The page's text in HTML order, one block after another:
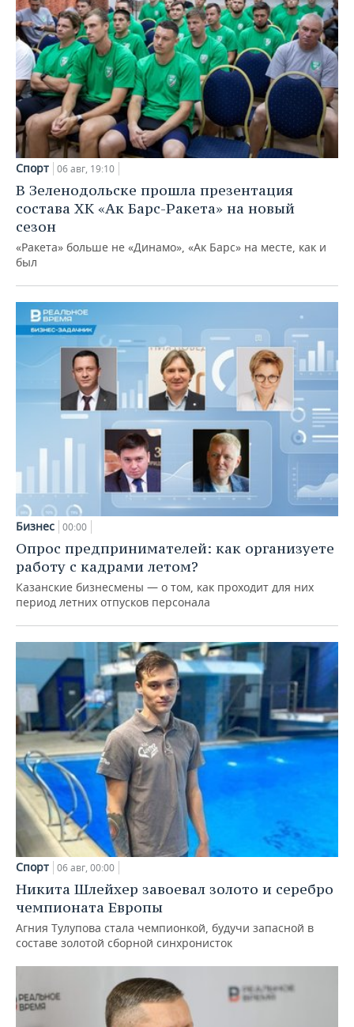
Спорт 06 авг, 19:10
В Зеленодольске прошла презентация
состава ХК «Ак Барс-Ракета» на новый
сезон
«Ракета» больше не «Динамо», «Ак Барс» на месте, как и
был
Бизнес 00:00
Опрос предпринимателей: как организуете
работу с кадрами летом?
Казанские бизнесмены — о том, как проходит для них
период летних отпусков персонала
Спорт 06 авг, 00:00
Никита Шлейхер завоевал золото и серебро
чемпионата Европы
Агния Тулупова стала чемпионкой, будучи запасной в
составе золотой сборной синхронисток